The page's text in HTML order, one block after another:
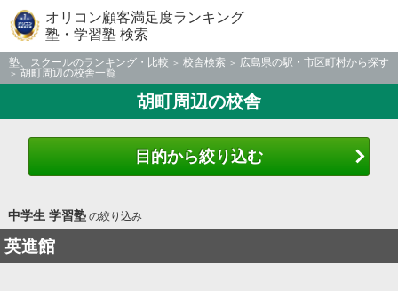
オリコン顧客満足度ランキング
塾・学習塾 検索
塾、スクールのランキング・比較 校舎検索
広島県の駅・市区町村から探す
胡町周辺の校舎一覧
胡町周辺の校舎
目的から絞り込む
中学生 学習塾の絞り込み
英進館